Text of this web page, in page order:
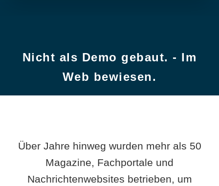
Nicht als Demo gebaut. - Im
Web bewiesen.
Über Jahre hinweg wurden mehr als 50
Magazine, Fachportale und
Nachrichtenwebsites betrieben, um